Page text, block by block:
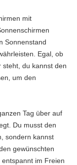
mit
Sonnenstand
Egal, ob
steht, du kannst den
um den
Tag über auf
Du musst den
sondern kannst
gewünschten
im Freien